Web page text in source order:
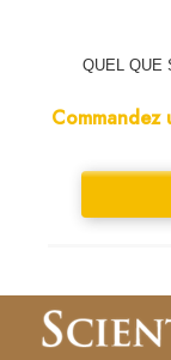
QUEL QUE
Commandez